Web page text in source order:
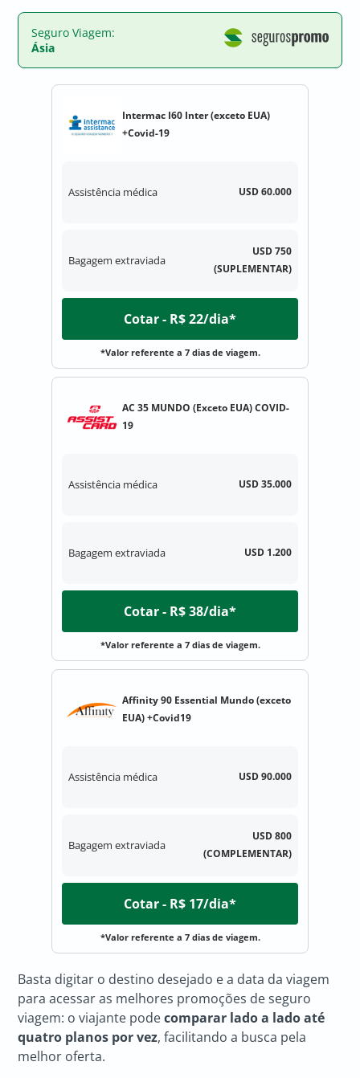
Seguro Viagem:
Ásia
Intermac I60 Inter (exceto EUA)
+Covid-19
Assistência médica USD 60.000
Bagagem extraviada
USD 750
(SUPLEMENTAR)
Cotar - R$ 22/dia*
*Valor referente a 7 dias de viagem.
AC 35 MUNDO (Exceto EUA) COVID-
19
Assistência médica USD 35.000
Bagagem extraviada USD 1.200
Cotar - R$ 38/dia*
*Valor referente a 7 dias de viagem.
Affinity 90 Essential Mundo (exceto
EUA) +Covid19
Assistência médica USD 90.000
Bagagem extraviada
USD 800
(COMPLEMENTAR)
Cotar - R$ 17/dia*
*Valor referente a 7 dias de viagem.
Basta digitar o destino desejado e a data da viagem
para acessar as melhores promoções de seguro
viagem: o viajante podecomparar lado a lado até
quatro planos por vez, facilitando a busca pela
melhor oferta.